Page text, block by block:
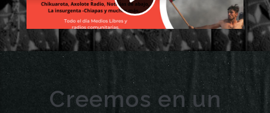
Creemos en un